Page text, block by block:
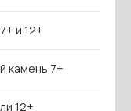
и 12+
камень 7+
12+